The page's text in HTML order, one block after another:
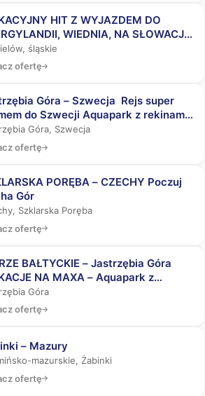
HIT Z WYJAZDEM DO
WIEDNIA, NA SŁOWACJĘ,
śląskie
ofertę
Góra – Szwecja Rejs super
Szwecji Aquapark z rekinami,
Tag, Misja Specjalna
Góra, Szwecja
ofertę
PORĘBA – CZECHY Poczuj
Gór
Szklarska Poręba
ofertę
BAŁTYCKIE – Jastrzębia Góra
NA MAXA – Aquapark z
Laser Tag, Misja Specjalna
Góra
ofertę
– Mazury
mazurskie, Żabinki
ofertę